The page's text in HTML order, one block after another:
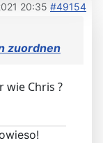
20:35 #49154
zuordnen
wie Chris ?